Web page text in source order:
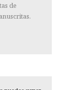
de